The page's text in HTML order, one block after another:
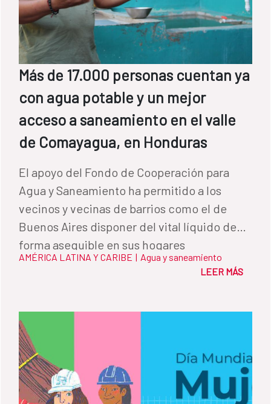
Más de 17.000 personas cuentan ya
con agua potable y un mejor
acceso a saneamiento en el valle
de Comayagua, en Honduras
El apoyo del Fondo de Cooperación para
Agua y Saneamiento ha permitido a los
vecinos y vecinas de barrios como el de
Buenos Aires disponer del vital líquido de
forma asequible en sus hogares
AMÉRICA LATINA Y CARIBE | Agua y saneamiento
LEER MÁS